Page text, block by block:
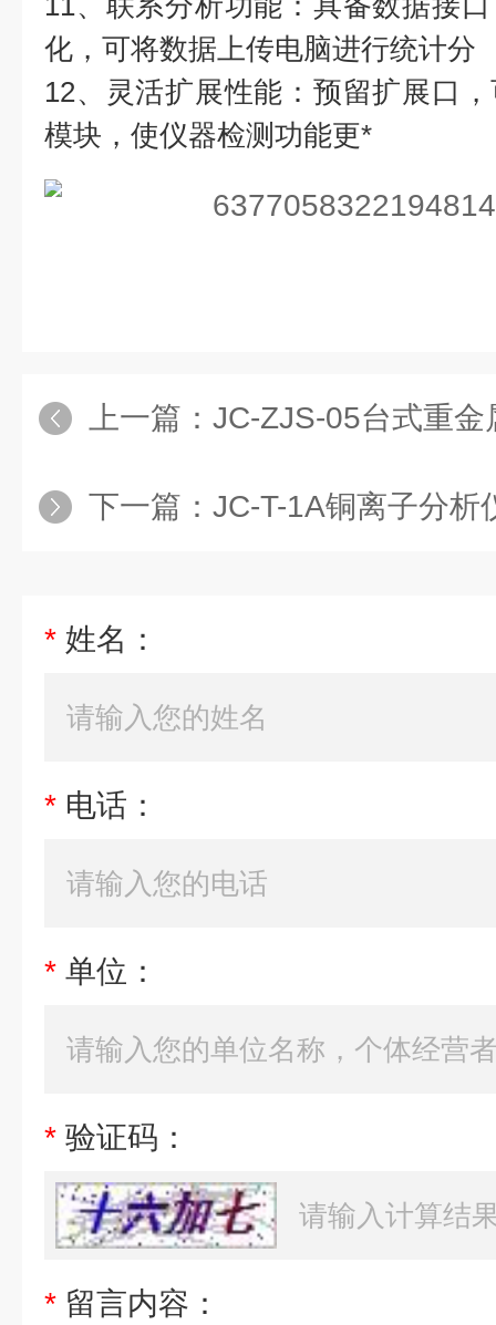
化，可将数据上传电脑进行统计分
12、灵活扩展性能：预留扩展口
模块，使仪器检测功能更*
上一篇： JC-ZJS-05台式重金属快速
下一篇： JC-T-1A铜离子分析
* 姓名：
* 电话：
* 单位：
* 验证码：
* 留言内容：